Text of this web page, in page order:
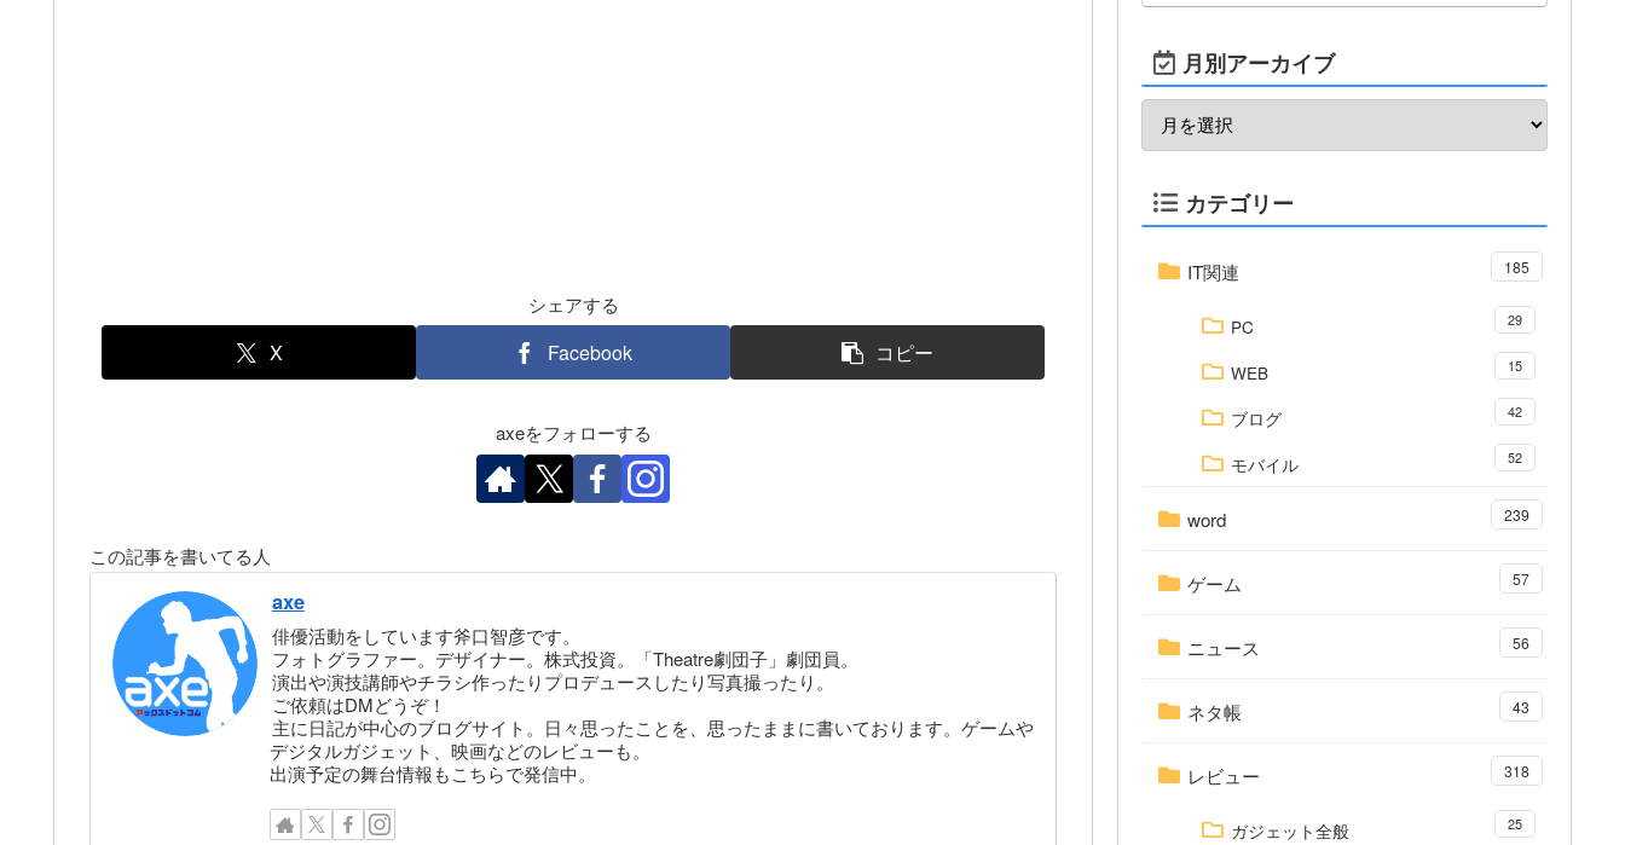
シェアする
X Facebook コピー
axeをフォローする
この記事を書いてる人
axe
俳優活動をしています斧口智彦です。
フォトグラファー。デザイナー。株式投資。「Theatre劇団子」劇団員。
演出や演技講師やチラシ作ったりプロデュースしたり写真撮ったり。
ご依頼はDMどうぞ！
主に日記が中心のブログサイト。日々思ったことを、思ったままに書いております。ゲームや
デジタルガジェット、映画などのレビューも。
出演予定の舞台情報もこちらで発信中。
月別アーカイブ
カテゴリー
IT関連 185
PC 29
WEB 15
ブログ 42
モバイル 52
word 239
ゲーム 57
ニュース 56
ネタ帳 43
レビュー 318
ガジェット全般 25